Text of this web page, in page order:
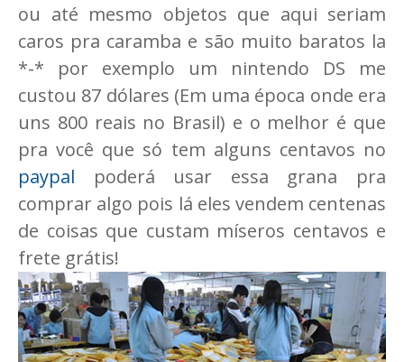
ou até mesmo objetos que aqui seriam
caros pra caramba e são muito baratos la
*-* por exemplo um nintendo DS me
custou 87 dólares (Em uma época onde era
uns 800 reais no Brasil) e o melhor é que
pra você que só tem alguns centavos no
paypal poderá usar essa grana pra
comprar algo pois lá eles vendem centenas
de coisas que custam míseros centavos e
frete grátis!